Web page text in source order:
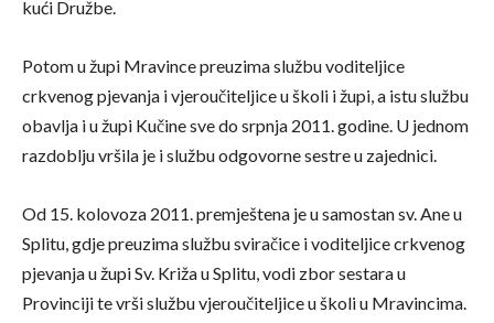
kući Družbe.
Potom u župi Mravince preuzima službu voditeljice
crkvenog pjevanja i vjeroučiteljice u školi i župi, a istu službu
obavlja i u župi Kučine sve do srpnja 2011. godine. U jednom
razdoblju vršila je i službu odgovorne sestre u zajednici.
Od 15. kolovoza 2011. premještena je u samostan sv. Ane u
Splitu, gdje preuzima službu sviračice i voditeljice crkvenog
pjevanja u župi Sv. Križa u Splitu, vodi zbor sestara u
Provinciji te vrši službu vjeroučiteljice u školi u Mravincima.